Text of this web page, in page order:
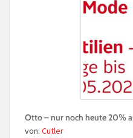
Otto – nur noch heute 20%
von: Cutler